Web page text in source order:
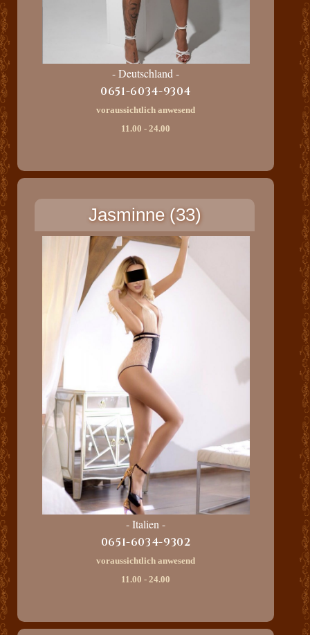
- Deutschland -
0651-6034-9304
voraussichtlich anwesend
11.00 - 24.00
Jasminne (33)
- Italien -
0651-6034-9302
voraussichtlich anwesend
11.00 - 24.00